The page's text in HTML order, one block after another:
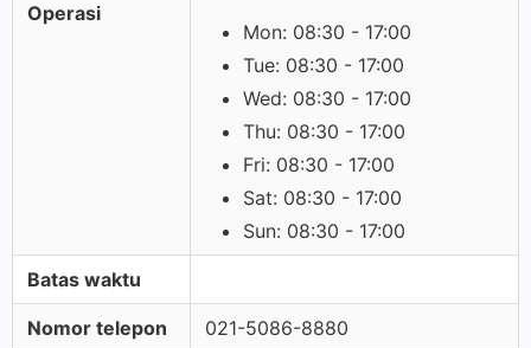
Operasi
Mon: 08:30 - 17:00
Tue: 08:30 - 17:00
Wed: 08:30 - 17:00
Thu: 08:30 - 17:00
Fri: 08:30 - 17:00
Sat: 08:30 - 17:00
Sun: 08:30 - 17:00
Batas waktu
Nomor telepon 021-5086-8880